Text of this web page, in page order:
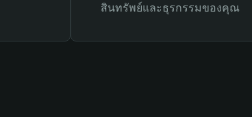
สินทรัพย์และธุรกรรมของคุณ